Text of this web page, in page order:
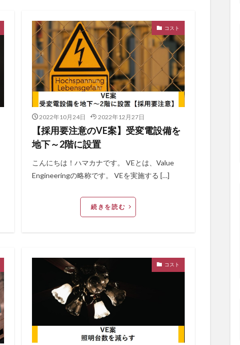
コスト
2022年10月24日 2022年12月27日
【採用要注意のVE案】受変電設備を
地下～2階に設置
こんにちは！ハマカナです。 VEとは、Value
Engineeringの略称です。 VEを実施する […]
続きを読む
コスト